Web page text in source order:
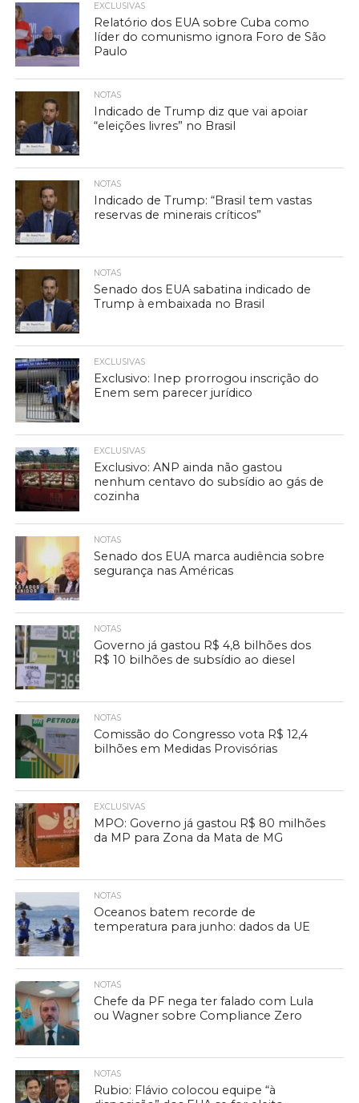
EXCLUSIVAS
Relatório dos EUA sobre Cuba como
líder do comunismo ignora Foro de São
Paulo
NOTAS
Indicado de Trump diz que vai apoiar
“eleições livres” no Brasil
NOTAS
Indicado de Trump: “Brasil tem vastas
reservas de minerais críticos”
NOTAS
Senado dos EUA sabatina indicado de
Trump à embaixada no Brasil
EXCLUSIVAS
Exclusivo: Inep prorrogou inscrição do
Enem sem parecer jurídico
EXCLUSIVAS
Exclusivo: ANP ainda não gastou
nenhum centavo do subsídio ao gás de
cozinha
NOTAS
Senado dos EUA marca audiência sobre
segurança nas Américas
NOTAS
Governo já gastou R$ 4,8 bilhões dos
R$ 10 bilhões de subsídio ao diesel
NOTAS
Comissão do Congresso vota R$ 12,4
bilhões em Medidas Provisórias
EXCLUSIVAS
MPO: Governo já gastou R$ 80 milhões
da MP para Zona da Mata de MG
NOTAS
Oceanos batem recorde de
temperatura para junho: dados da UE
NOTAS
Chefe da PF nega ter falado com Lula
ou Wagner sobre Compliance Zero
NOTAS
Rubio: Flávio colocou equipe “à